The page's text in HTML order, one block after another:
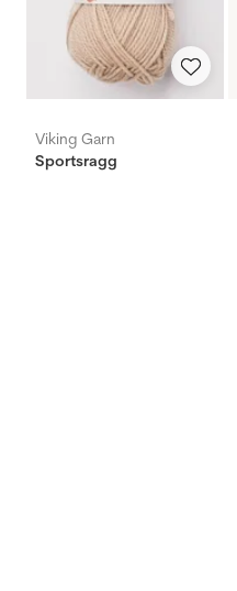
Viking Garn
Sportsragg